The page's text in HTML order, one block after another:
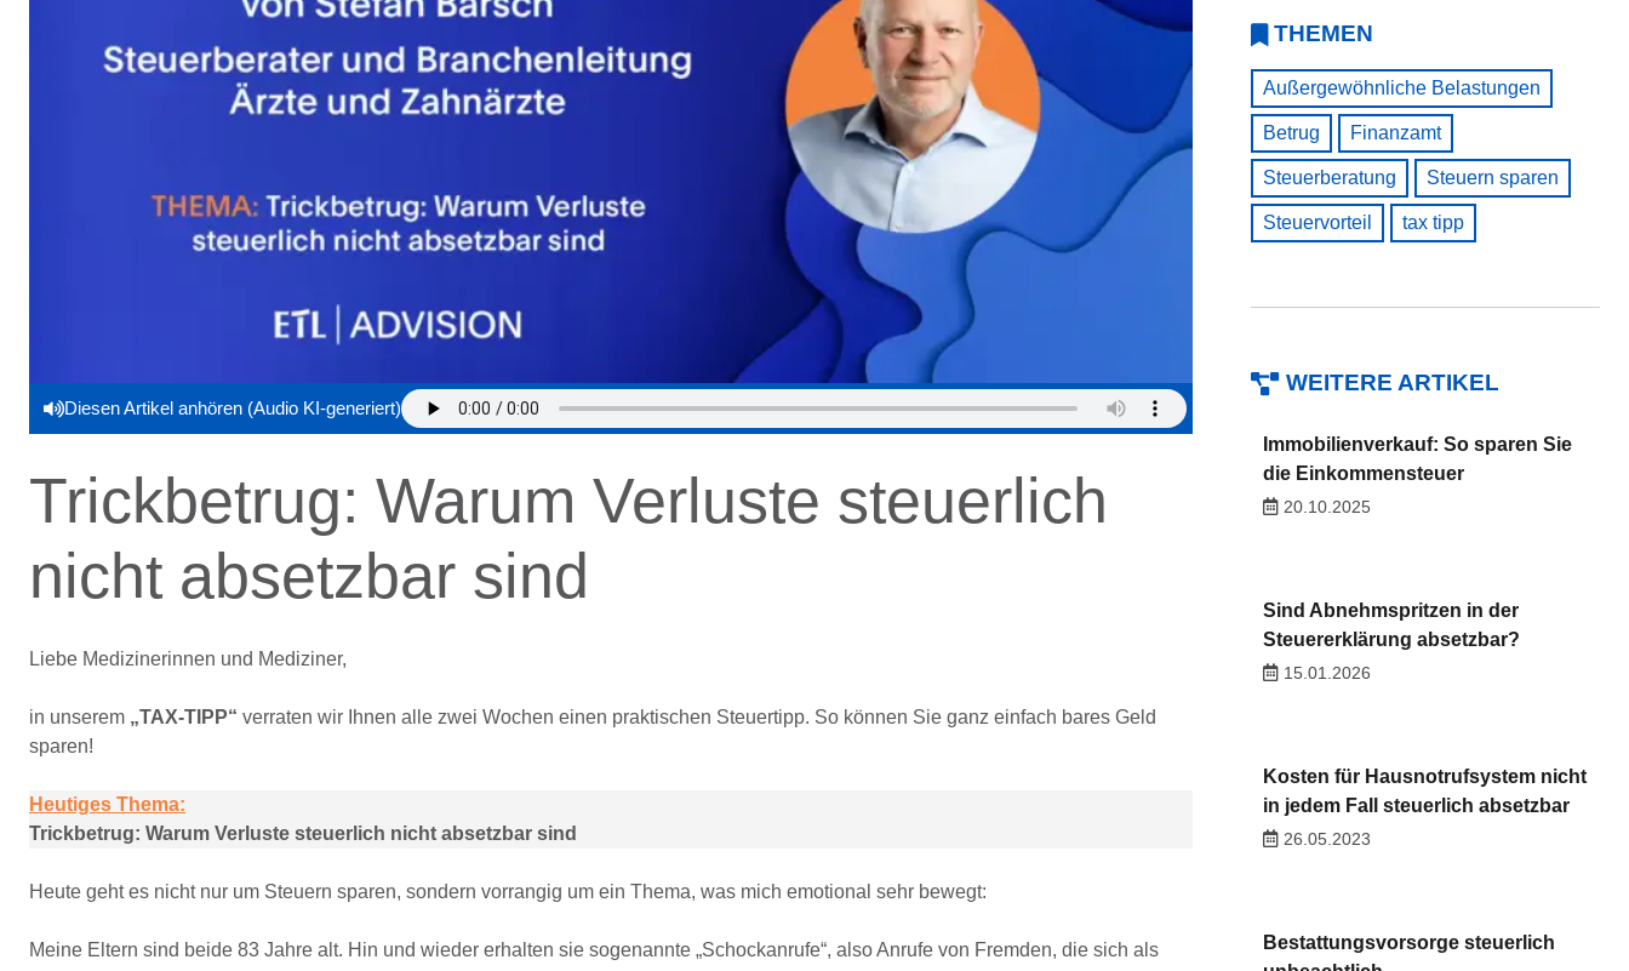
Diesen Artikel anhören (Audio KI-generiert)
Trickbetrug: Warum Verluste steuerlich
nicht absetzbar sind
Liebe Medizinerinnen und Mediziner,
in unserem „TAX-TIPP“ verraten wir Ihnen alle zwei Wochen einen praktischen Steuertipp. So können Sie ganz einfach bares Geld
sparen!
Heutiges Thema:
Trickbetrug: Warum Verluste steuerlich nicht absetzbar sind
Heute geht es nicht nur um Steuern sparen, sondern vorrangig um ein Thema, was mich emotional sehr bewegt:
Meine Eltern sind beide 83 Jahre alt. Hin und wieder erhalten sie sogenannte „Schockanrufe“, also Anrufe von Fremden, die sich als
THEMEN
Außergewöhnliche Belastungen
Betrug Finanzamt
Steuerberatung Steuern sparen
Steuervorteil tax tipp
WEITERE ARTIKEL
Immobilienverkauf: So sparen Sie
die Einkommensteuer
20.10.2025
Sind Abnehmspritzen in der
Steuererklärung absetzbar?
15.01.2026
Kosten für Hausnotrufsystem nicht
in jedem Fall steuerlich absetzbar
26.05.2023
Bestattungsvorsorge steuerlich